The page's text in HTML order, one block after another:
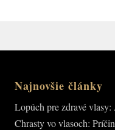
Najnovšie články
Lopúch pre zdravé
Chrasty vo vlasoch: